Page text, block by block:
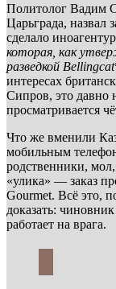
Политолог Вадим
Царьграда, назвал
сделало
которая, как
разведкой Bellingcat
интересах
Сипров, это давно
просматривается
Что же вменили
мобильным
родственники,
«улика» — заказ
Gourmet. Всё это,
доказать:
работает на врага.